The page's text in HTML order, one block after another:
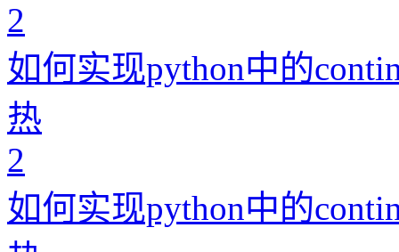
2
如何实现python中的
热
2
如何实现python中的